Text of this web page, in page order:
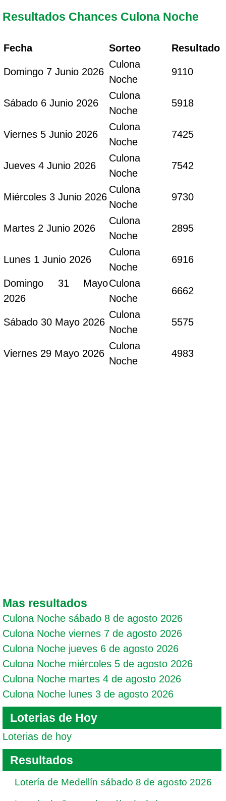
Resultados Chances Culona Noche
Fecha Sorteo Resultado
Domingo 7 Junio 2026
Culona
Noche
9110
Sábado 6 Junio 2026
Culona
Noche
5918
Viernes 5 Junio 2026
Culona
Noche
7425
Jueves 4 Junio 2026
Culona
Noche
7542
Miércoles 3 Junio 2026
Culona
Noche
9730
Martes 2 Junio 2026
Culona
Noche
2895
Lunes 1 Junio 2026
Culona
Noche
6916
Domingo 31 Mayo
2026
Culona
Noche
6662
Sábado 30 Mayo 2026
Culona
Noche
5575
Viernes 29 Mayo 2026
Culona
Noche
4983
Mas resultados
Culona Noche sábado 8 de agosto 2026
Culona Noche viernes 7 de agosto 2026
Culona Noche jueves 6 de agosto 2026
Culona Noche miércoles 5 de agosto 2026
Culona Noche martes 4 de agosto 2026
Culona Noche lunes 3 de agosto 2026
Loterias de Hoy
Loterias de hoy
Resultados
Lotería de Medellín sábado 8 de agosto 2026